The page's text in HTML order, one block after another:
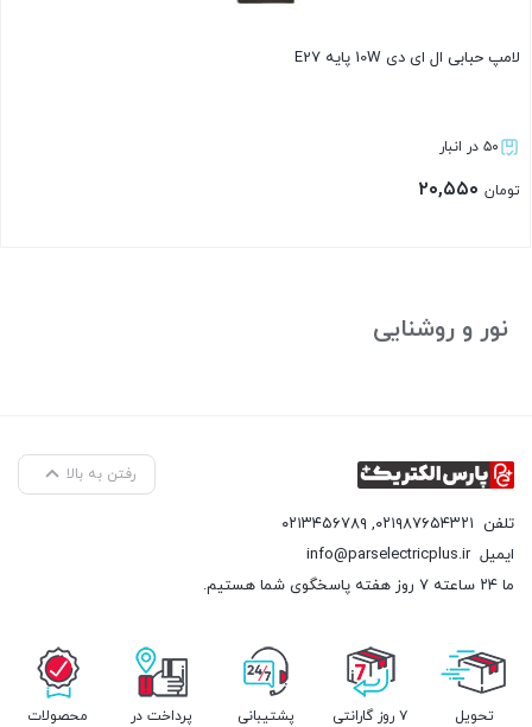
لامپ حبابی ال ای دی 10W پایه E27
۵۰ در انبار
تومان
نور و روشنایی
رفتن به بالا
تلفن ۰۲۱۹۸۷۶۵۴۳۲۱, ۰۲۱۳۴۵۶۷۸۹
ایمیلinfo@parselectricplus.ir
ما ۲۴ ساعته ۷ روز هفته پاسخگوی شما هستیم.
تحویل
۷ روز گارانتی
پشتیبانی
پرداخت در
محصولات